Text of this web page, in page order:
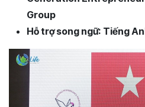
Group
Hỗ trợ song ngữ: Tiếng